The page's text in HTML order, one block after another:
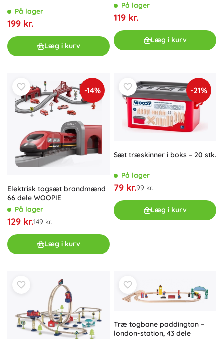
På lager
199 kr.
Læg i kurv
På lager
119 kr.
Læg i kurv
-14%
Elektrisk togsæt brandmænd
66 dele WOOPIE
På lager
129 kr.149 kr.
Læg i kurv
-21%
Sæt træskinner i boks – 20 stk.
På lager
79 kr.99 kr.
Læg i kurv
Træ togbane paddington –
london-station, 43 dele